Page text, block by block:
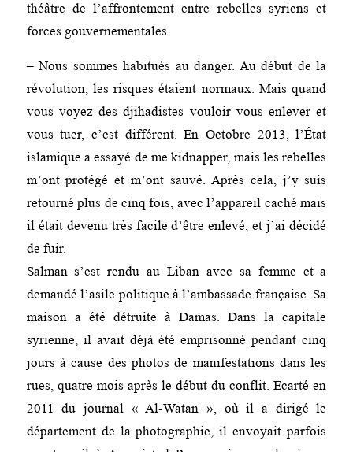
théâtre de l’affrontement entre rebelles syriens et
forces gouvernementales.
– Nous sommes habitués au danger. Au début de la
révolution, les risques étaient normaux. Mais quand
vous voyez des djihadistes vouloir vous enlever et
vous tuer, c’est différent. En Octobre 2013, l’État
islamique a essayé de me kidnapper, mais les rebelles
m’ont protégé et m’ont sauvé. Après cela, j’y suis
retourné plus de cinq fois, avec l’appareil caché mais
il était devenu très facile d’être enlevé, et j’ai décidé
de fuir.
Salman s’est rendu au Liban avec sa femme et a
demandé l’asile politique à l’ambassade française. Sa
maison a été détruite à Damas. Dans la capitale
syrienne, il avait déjà été emprisonné pendant cinq
jours à cause des photos de manifestations dans les
rues, quatre mois après le début du conflit. Ecarté en
2011 du journal « Al-Watan », où il a dirigé le
département de la photographie, il envoyait parfois